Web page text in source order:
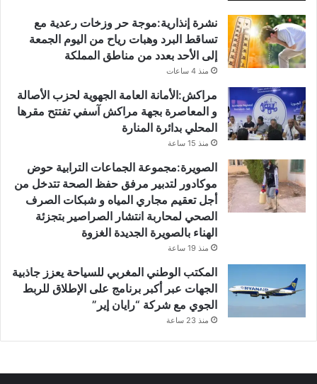
نشرة إنذارية:موجة حر وزخات رعدية مع
تساقط البرد وهبات رياح من اليوم الجمعة
إلى الأحد بعدد من مناطق المملكة
منذ 4 ساعات
مراكش:الأمانة العامة الجهوية لحزب الأصالة
و المعاصرة بجهة مراكش آسفي تفتتح مقرها
المحلي بدائرة المنارة
منذ 15 ساعة
الصويرة:مجموعة الجماعات الترابية حوض
موكادور لتدبير مرفق حفظ الصحة تتدخل من
أجل تعقيم مجاري المياه و شبكات الصرف
الصحي لمحاربة انتشار الصراصير بتجزئة
الهناء بالصويرة الجديدة الغزوة
منذ 19 ساعة
المكتب الوطني المغربي للسياحة يعزز جاذبية
الجهات عبر أكبر برنامج على الإطلاق للربط
الجوي مع شركة “رايان إير”
منذ 23 ساعة